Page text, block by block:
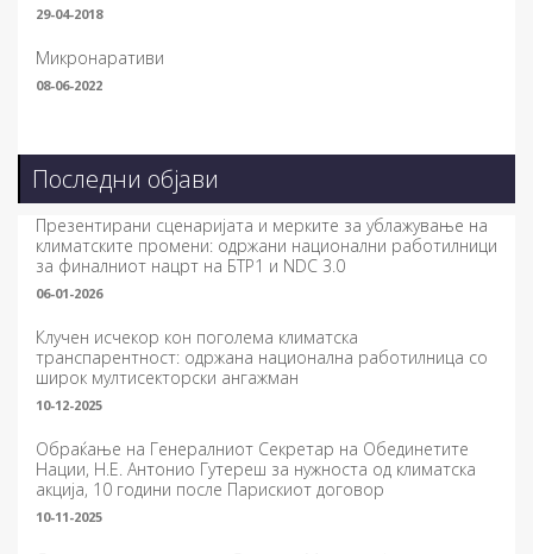
29-04-2018
Микронаративи
08-06-2022
Последни објави
Презентирани сценаријата и мерките за ублажување на
климатските промени: одржани национални работилници
за финалниот нацрт на БТР1 и NDC 3.0
06-01-2026
Клучен исчекор кон поголема климатска
транспарентност: одржана национална работилница со
широк мултисекторски ангажман
10-12-2025
Обраќање на Генералниот Секретар на Обединетите
Нации, Н.Е. Антонио Гутереш за нужноста од климатска
акција, 10 години после Парискиот договор
10-11-2025